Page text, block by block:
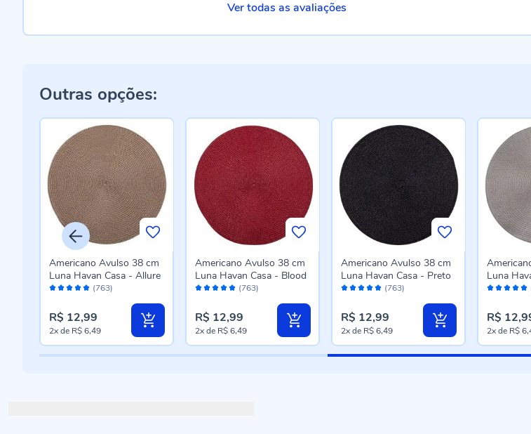
Ver todas as avaliações
Outras opções:
Avaliação: (763)
Americano Avulso 38 cm
Luna Havan Casa - Allure
R$ 12,99
2xde R$ 6,49
Avaliação: (763)
Americano Avulso 38 cm
Luna Havan Casa - Blood
R$ 12,99
2xde R$ 6,49
Avaliação: (763)
Americano Avulso 38 cm
Luna Havan Casa - Preto
R$ 12,99
2xde R$ 6,49
Avaliação:
Luna
Amianto
R$
2xde R$